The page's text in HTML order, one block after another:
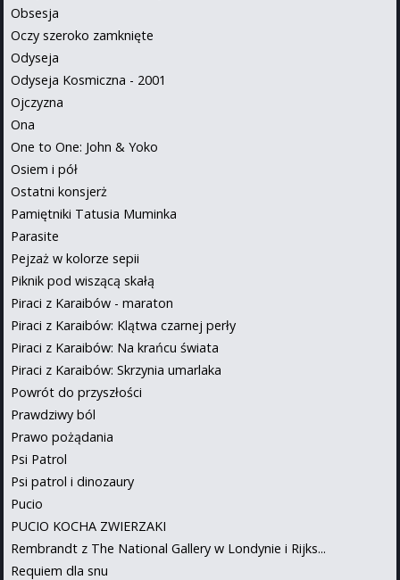
Obsesja
Oczy szeroko zamknięte
Odyseja
Odyseja Kosmiczna - 2001
Ojczyzna
Ona
One to One: John & Yoko
Osiem i pół
Ostatni konsjerż
Pamiętniki Tatusia Muminka
Parasite
Pejzaż w kolorze sepii
Piknik pod wiszącą skałą
Piraci z Karaibów - maraton
Piraci z Karaibów: Klątwa czarnej perły
Piraci z Karaibów: Na krańcu świata
Piraci z Karaibów: Skrzynia umarlaka
Powrót do przyszłości
Prawdziwy ból
Prawo pożądania
Psi Patrol
Psi patrol i dinozaury
Pucio
PUCIO KOCHA ZWIERZAKI
Rembrandt z The National Gallery w Londynie i Rijks...
Requiem dla snu